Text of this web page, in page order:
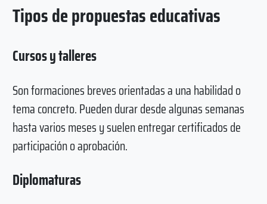
Tipos de propuestas educativas
Cursos y talleres
Son formaciones breves orientadas a una habilidad o
tema concreto. Pueden durar desde algunas semanas
hasta varios meses y suelen entregar certificados de
participación o aprobación.
Diplomaturas